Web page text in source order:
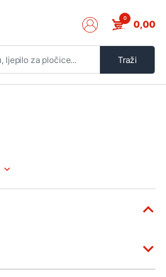
Traži
0 0,00